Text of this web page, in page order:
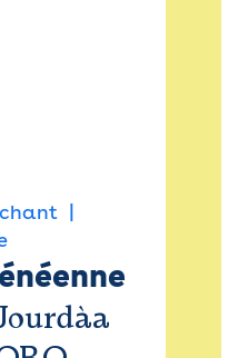
chant